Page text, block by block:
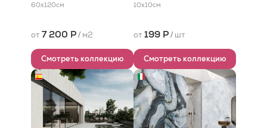
60x120см
от 7 200 Р/ м2
Смотреть коллекцию
10x10см
от 199 Р/ шт
Смотреть коллекцию